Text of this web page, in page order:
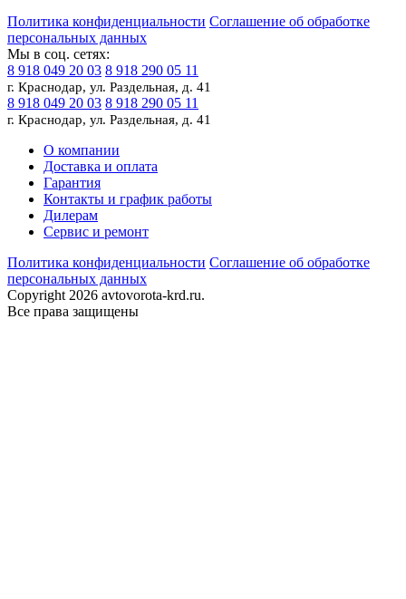
Политика конфиденциальности Соглашение об обработке
персональных данных
Мы в соц. сетях:
8 918 049 20 03 8 918 290 05 11
г. Краснодар, ул. Раздельная, д. 41
8 918 049 20 03 8 918 290 05 11
г. Краснодар, ул. Раздельная, д. 41
О компании
Доставка и оплата
Гарантия
Контакты и график работы
Дилерам
Сервис и ремонт
Политика конфиденциальности Соглашение об обработке
персональных данных
Copyright 2026 avtovorota-krd.ru.
Все права защищены